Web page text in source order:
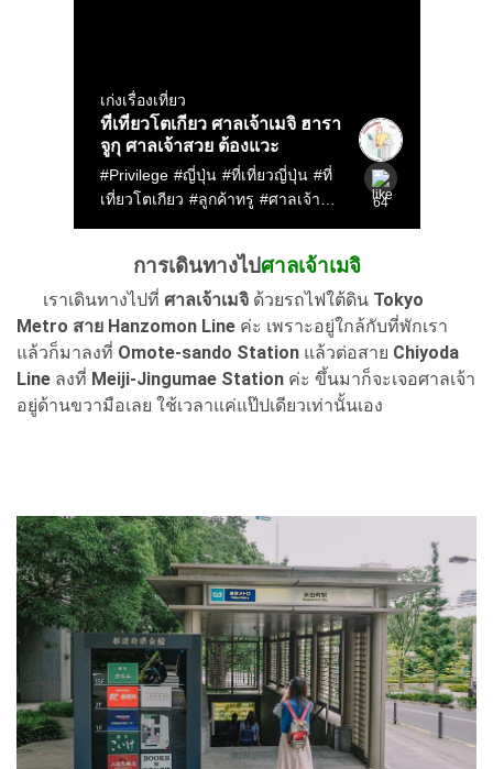
การเดินทางไปศาลเจ้าเมจิ
เราเดินทางไปที่ ศาลเจ้าเมจิ ด้วยรถไฟใต้ดิน Tokyo
Metro สาย Hanzomon Line ค่ะ เพราะอยู่ใกล้กับที่พักเรา
แล้วก็มาลงที่ Omote-sando Station แล้วต่อสาย Chiyoda
Line ลงที่ Meiji-Jingumae Station ค่ะ ขึ้นมาก็จะเจอศาลเจ้า
อยู่ด้านขวามือเลย ใช้เวลาแค่แป๊ปเดียวเท่านั้นเอง